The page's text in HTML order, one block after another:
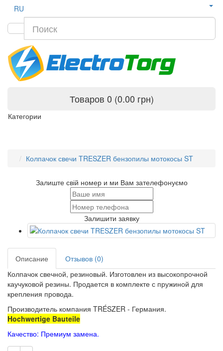
RU
Товаров 0 (0.00 грн)
Категории
Колпачок свечи TRESZER бензопилы мотокосы ST
Залиште свій номер и ми Вам зателефонуємо
Залишити заявку
Описание
Отзывов (0)
Колпачок свечной, резиновый. Изготовлен из высокопрочной
каучуковой резины. Продается в комплекте с пружиной для
крепления провода.
Производитель компания TRÉSZER - Германия.
Hochwertige Bauteile
Качество: Премиум замена.